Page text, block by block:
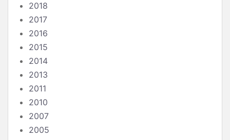
2018
2017
2016
2015
2014
2013
2011
2010
2007
2005